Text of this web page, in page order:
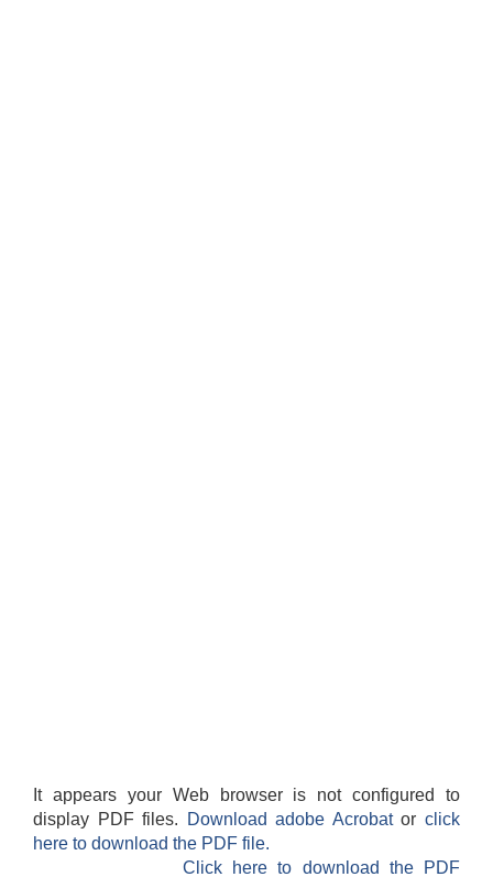
It appears your Web browser is not configured to
display PDF files.
Download adobe Acrobatorclick
here to download the PDF file.
Click here to download the PDF